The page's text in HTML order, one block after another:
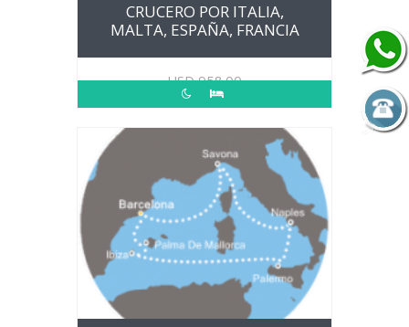
CRUCERO POR ITALIA,
MALTA, ESPAÑA, FRANCIA
USD958.00